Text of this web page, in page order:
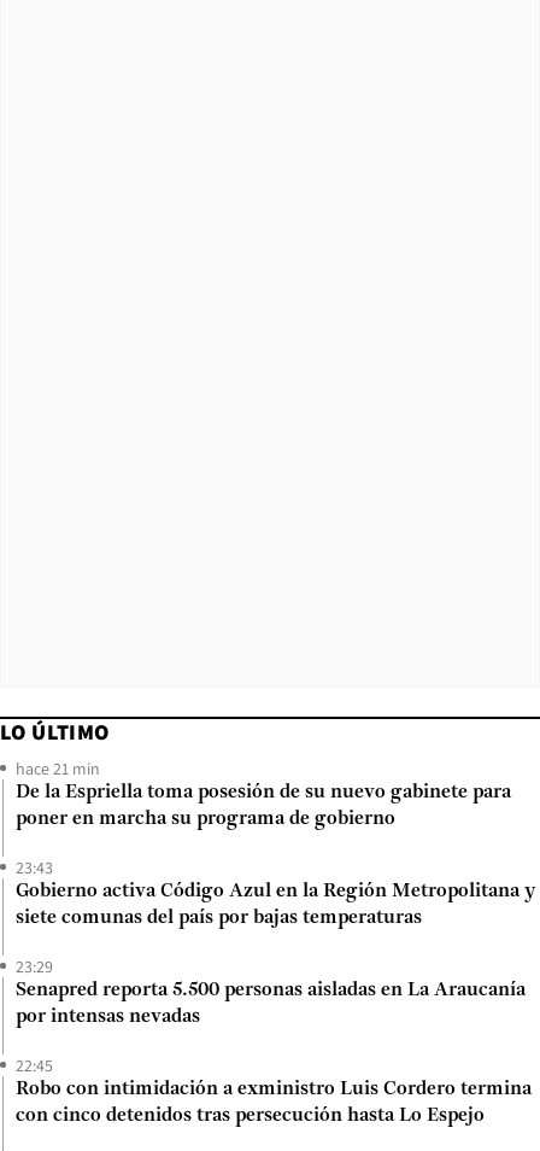
LO ÚLTIMO
hace 21 min
De la Espriella toma posesión de su nuevo gabinete para
poner en marcha su programa de gobierno
23:43
Gobierno activa Código Azul en la Región Metropolitana y
siete comunas del país por bajas temperaturas
23:29
Senapred reporta 5.500 personas aisladas en La Araucanía
por intensas nevadas
22:45
Robo con intimidación a exministro Luis Cordero termina
con cinco detenidos tras persecución hasta Lo Espejo